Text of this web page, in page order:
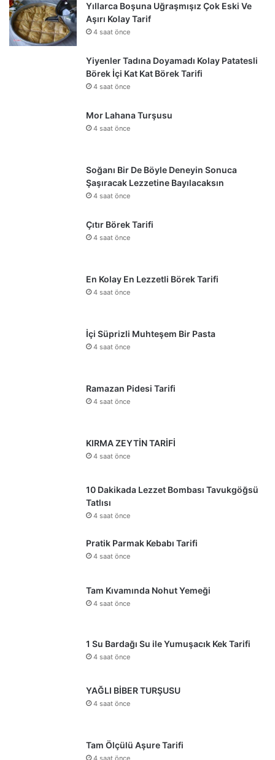
Yıllarca Boşuna Uğraşmışız Çok Eski Ve
Aşırı Kolay Tarif
4 saat önce
Yiyenler Tadına Doyamadı Kolay Patatesli
Börek İçi Kat Kat Börek Tarifi
4 saat önce
Mor Lahana Turşusu
4 saat önce
Soğanı Bir De Böyle Deneyin Sonuca
Şaşıracak Lezzetine Bayılacaksın
4 saat önce
Çıtır Börek Tarifi
4 saat önce
En Kolay En Lezzetli Börek Tarifi
4 saat önce
İçi Süprizli Muhteşem Bir Pasta
4 saat önce
Ramazan Pidesi Tarifi
4 saat önce
KIRMA ZEYTİN TARİFİ
4 saat önce
10 Dakikada Lezzet Bombası Tavukgöğsü
Tatlısı
4 saat önce
Pratik Parmak Kebabı Tarifi
4 saat önce
Tam Kıvamında Nohut Yemeği
4 saat önce
1 Su Bardağı Su ile Yumuşacık Kek Tarifi
4 saat önce
YAĞLI BİBER TURŞUSU
4 saat önce
Tam Ölçülü Aşure Tarifi
4 saat önce